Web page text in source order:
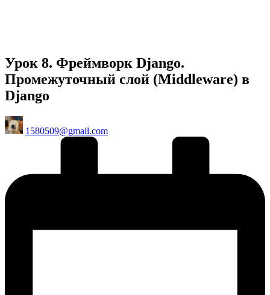
Урок 8. Фреймворк Django.
Промежуточный слой (Middleware) в
Django
Posted
by
1580509@gmail.com